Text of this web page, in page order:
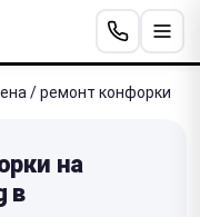
/ ремонт конфорки
на
в